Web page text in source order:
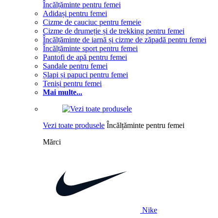
Încălțăminte pentru femei
Adidași pentru femei
Cizme de cauciuc pentru femeie
Cizme de drumeție și de trekking pentru femei
Încălțăminte de iarnă și cizme de zăpadă pentru femei
Încălțăminte sport pentru femei
Pantofi de apă pentru femei
Sandale pentru femei
Șlapi și papuci pentru femei
Teniși pentru femei
Mai multe...
Vezi toate produsele Încălțăminte pentru femei
Mărci
Nike